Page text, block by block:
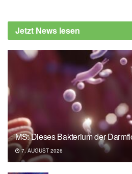
und Ernährung,
2017
Deutsche
sollten Betroffene
04.09.2019),
H. R. Koelz, P. G.
Fibel der
Springer Verlag, 1995
Jetzt News lesen
MS: Dieses Bakterium der
7. AUGUST 2026